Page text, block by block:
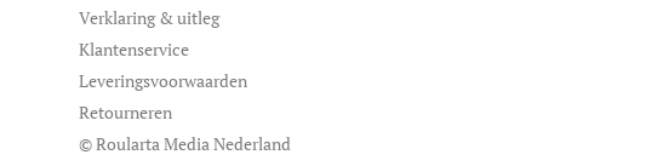
Verklaring & uitleg
Klantenservice
Leveringsvoorwaarden
Retourneren
© Roularta Media Nederland